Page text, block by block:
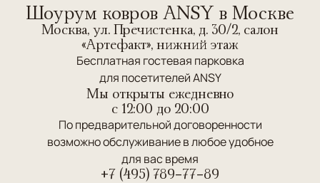
Шоурум ковров ANSY в Москве
Москва, ул. Пречистенка, д. 30/2, салон
«Артефакт», нижний этаж
Бесплатная гостевая парковка
для посетителей ANSY
Мы открыты ежедневно
c 12:00 до 20:00
По предварительной договоренности
возможно обслуживание в любое удобное
для вас время
+7 (495) 789-77-89